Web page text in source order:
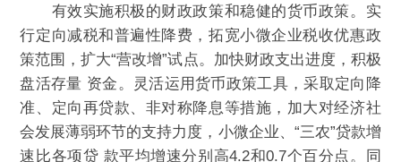
有效实施积极的财政政策和稳健的货币政策。实
行定向减税和普遍性降费，拓宽小微企业税收优惠政
策范围，扩大“营改增”试点。加快财政支出进度，积极
盘活存量 资金。灵活运用货币政策工具，采取定向降
准、定向再贷款、非对称降息等措施，加大对经济社
会发展薄弱环节的支持力度，小微企业、“三农”贷款增
速比各项贷 款平均增速分别高4.2和0.7个百分点。同